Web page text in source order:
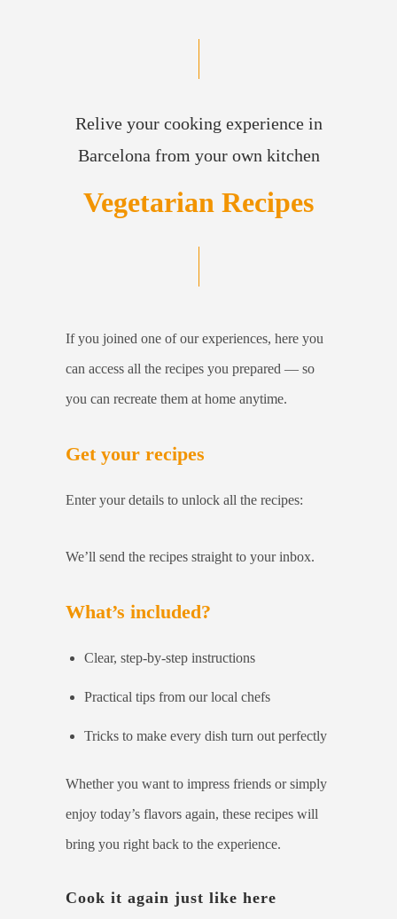
Relive your cooking experience in
Barcelona from your own kitchen
Vegetarian Recipes
If you joined one of our experiences, here you
can access all the recipes you prepared — so
you can recreate them at home anytime.
Get your recipes
Enter your details to unlock all the recipes:
We’ll send the recipes straight to your inbox.
What’s included?
Clear, step-by-step instructions
Practical tips from our local chefs
Tricks to make every dish turn out perfectly
Whether you want to impress friends or simply
enjoy today’s flavors again, these recipes will
bring you right back to the experience.
Cook it again just like here